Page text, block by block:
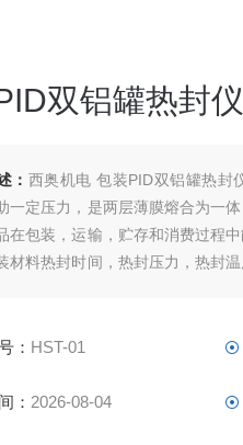
双铝罐热封仪
： 西奥机电 包装PID双铝罐热封
一定压力，是两层薄膜熔合为一
在包装，运输，贮存和消费过程
材料热封时间，热封压力，热封
： HST-01
： 2026-08-04